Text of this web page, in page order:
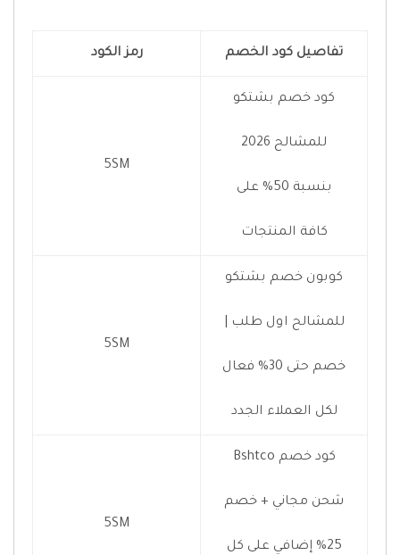
تفاصيل كود الخصم رمز الكود
كود خصم بشتكو
للمشالح 2026
بنسبة 50% على
كافة المنتجات
5SM
كوبون خصم بشتكو
للمشالح اول طلب |
خصم حتى 30% فعال
لكل العملاء الجدد
5SM
كود خصم Bshtco
شحن مجاني + خصم
25% إضافي على كل
5SM